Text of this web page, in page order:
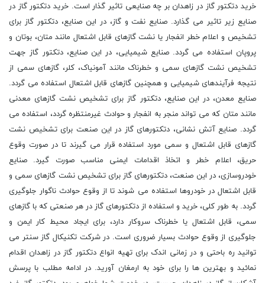
خرید دتکتور گاز در زاهدان بر چه صنایعی تاثیر گذار است. خرید دتکتور گاز در
صنایع زیر تاثیر می گذارد. صنایع نفت و گاز، در این صنایع، دتکتور گاز برای
تشخیص و اعلام خطر انفجار یا نشت گازهای قابل اشتعال مانند متان، بوتان و
پروپان استفاده می گردد. صنایع شیمیایی، در این صنایع، دتکتور گاز جهت
تشخیص نشت گازهای سمی و خطرناک مانند آمونیاک، کلر، گازهای سمی از
نتیجه فرآیندهای شیمیایی و همچنین گازهای قابل اشتعال استفاده می گردد.
صنایع معدن، در این صنایع، دتکتور گاز برای تشخیص نشت گازهای معدنی
مانند متان که می تواند منجر به انفجار و حوادث غیرمنتظره گردد، استفاده می
گردد. صنایع آتش نشانی، دتکتورهای گاز در این صنعت برای تشخیص نشت
گازهای قابل اشتعال و سمی مورد استفاده قرار می گیرند تا در صورت وقوع
حریق، اعلام خطر و اتخاذ اقدامات ایمنی مناسب صورت گیرد. صنایع
خودروسازی، در این صنعت، دتکتورهای گاز برای تشخیص نشت گازهای سمی و
قابل اشتعال در خودروها استفاده می شوند تا از وقوع حوادث ناگوار جلوگیری
گردد. به طور کلی، خرید و استفاده از دتکتورهای گاز در هر صنعتی که با گازهای
سمی، قابل اشتعال یا خطرناک سروکار دارد، برای ایجاد محیط کار ایمن و
جلوگیری از وقوع حوادث بسیار ضروری است. در شرکت تکنیکال گاز سنتر می
توانید ره باحتی و در زمانی اندک برای تهیه انواع دتکتور گاز در زاهدان اقدام
نمائید و بهترین ها را برای خود به ارمغان آورید. در ادامه مطلب با پرسش